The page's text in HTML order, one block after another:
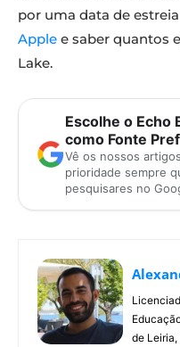
por uma data de
Apple e saber quantos
Lake.
Escolhe o Echo
como Fonte
Vê os nossos
prioridade sempre
pesquisares no
de Leiria,